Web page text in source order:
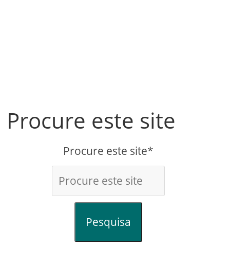
Procure este site
Procure este site*
Pesquisa